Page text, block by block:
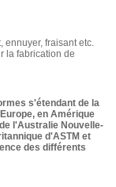
ennuyer, fraisant etc.
la fabrication de
s'étendant de la
en Amérique
l'Australie Nouvelle-
d'ASTM et
des différents